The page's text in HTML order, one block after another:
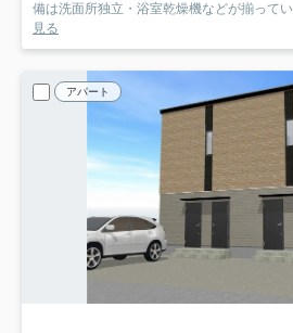
備は洗面所独立・浴室乾燥機などが揃って
見る
アパート